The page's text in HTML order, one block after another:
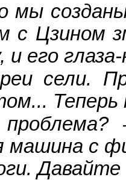
мы
с Цзином
и его
сели.
Теперь
машина с